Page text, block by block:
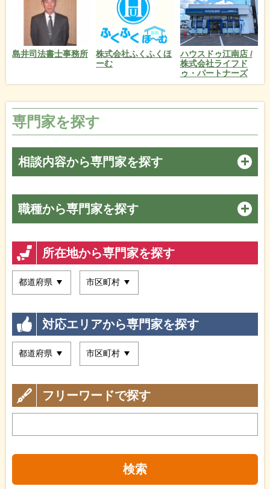
島井司法書士事務所
株式会社ふくふくほ
ーむ
ハウスドゥ江南店 /
株式会社ライフド
ゥ・パートナーズ
専門家を探す
相談内容から専門家を探す
職種から専門家を探す
所在地から専門家を探す
対応エリアから専門家を探す
フリーワードで探す
検索